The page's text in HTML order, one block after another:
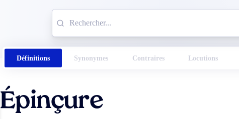
Définitions Synonymes Contraires Locutions
Épinçure